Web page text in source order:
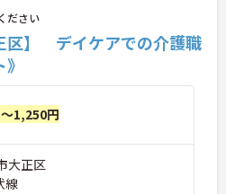
ださい
区】 デイケアでの介護職
1,250円
大正区
線